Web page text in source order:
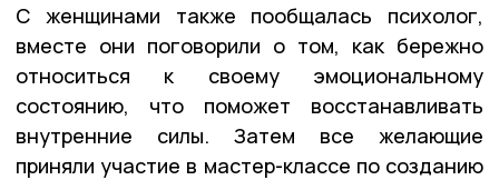
С женщинами также пообщалась психолог,
вместе они поговорили о том, как бережно
относиться к своему эмоциональному
состоянию, что поможет восстанавливать
внутренние силы. Затем все желающие
приняли участие в мастер-классе по созданию